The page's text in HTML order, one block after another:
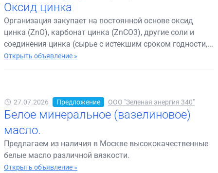
Оксид цинка
Организация закупает на постоянной основе оксид
цинка (ZnO), карбонат цинка (ZnCO3), другие соли и
соединения цинка (сырье с истекшим сроком годности,...
Открыть объявление »
27.07.2026 Предложение ООО "Зеленая энергия 340"
Белое минеральное (вазелиновое)
масло.
Предлагаем из наличия в Москве высококачественные
белые масло различной вязкости.
Открыть объявление »